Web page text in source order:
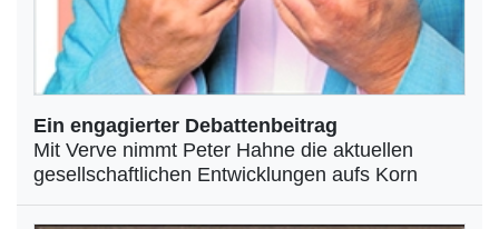
Ein engagierter Debattenbeitrag
Mit Verve nimmt Peter Hahne die aktuellen
gesellschaftlichen Entwicklungen aufs Korn